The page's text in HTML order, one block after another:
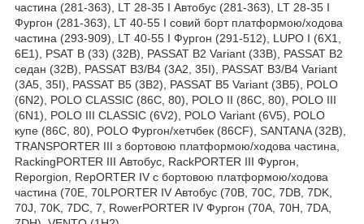
частина (281-363), LT 28-35 I Автобус (281-363), LT 28-35 I
Фургон (281-363), LT 40-55 I cовий борт платформою/ходова
частина (293-909), LT 40-55 I Фургон (291-512), LUPO I (6X1,
6E1), PSAT B (33) (32B), PASSAT B2 Variant (33B), PASSAT B2
седан (32B), PASSAT B3/B4 (3A2, 35I), PASSAT B3/B4 Variant
(3A5, 35I), PASSAT B5 (3B2), PASSAT B5 Variant (3B5), POLO
(6N2), POLO CLASSIC (86C, 80), POLO II (86C, 80), POLO III
(6N1), POLO III CLASSIC (6V2), POLO Variant (6V5), POLO
купе (86C, 80), POLO Фургон/хетчбек (86CF), SANTANA (32B),
TRANSPORTER III з бортовою платформою/ходова частина,
RackingPORTER III Автобус, RackPORTER III Фургон,
Reporgion, RepORTER IV c бортовою платформою/ходова
частина (70E, 70LPORTER IV Автобус (70B, 70C, 7DB, 7DK,
70J, 70K, 7DC, 7, RowerPORTER IV Фургон (70A, 70H, 7DA,